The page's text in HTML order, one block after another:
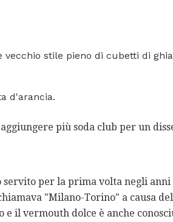
stile pieno di cubetti di
d'arancia.
più soda club per un
per la prima volta negli anni
"Milano-Torino" a causa
il vermouth dolce è anche